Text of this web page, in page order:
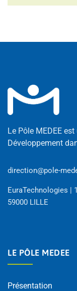
Le Pôle MEDEE
Développement
direction@pole-
EuraTechnologies |
59000 LILLE
LE PÔLE MEDEE
Présentation